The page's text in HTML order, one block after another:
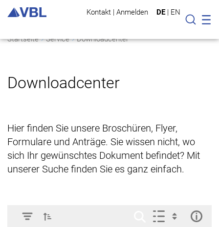
Kontakt | Anmelden DE | EN
Suche
Startseite Service Downloadcenter
Downloadcenter
Hier finden Sie unsere Broschüren, Flyer,
Formulare und Anträge. Sie wissen nicht, wo
sich Ihr gewünschtes Dokument befindet? Mit
unserer Suche finden Sie es ganz einfach.